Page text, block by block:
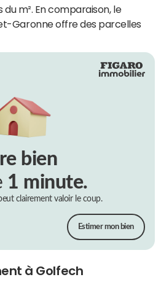
m². En comparaison, le
Garonne offre des parcelles
bien
1 minute.
clairement valoir le coup.
Estimer mon bien
à Golfech